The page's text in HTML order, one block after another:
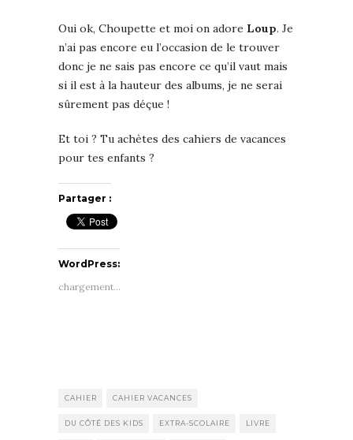
Oui ok, Choupette et moi on adore Loup. Je
n’ai pas encore eu l’occasion de le trouver
donc je ne sais pas encore ce qu’il vaut mais
si il est à la hauteur des albums, je ne serai
sûrement pas déçue !
Et toi ? Tu achètes des cahiers de vacances
pour tes enfants ?
Partager :
WordPress:
chargement…
CAHIER CAHIER VACANCES
DU CÔTÉ DES KIDS EXTRA-SCOLAIRE LIVRE